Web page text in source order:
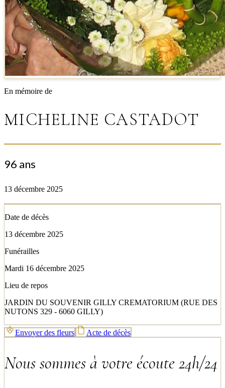
En mémoire de
MICHELINE CASTADOT
96 ans
13 décembre 2025
Date de décès
13 décembre 2025
Funérailles
Mardi 16 décembre 2025
Lieu de repos
JARDIN DU SOUVENIR GILLY CREMATORIUM (RUE DES
NUTONS 329 - 6060 GILLY)
Envoyer des fleurs Acte de décès
Nous sommes à votre écoute 24h/24